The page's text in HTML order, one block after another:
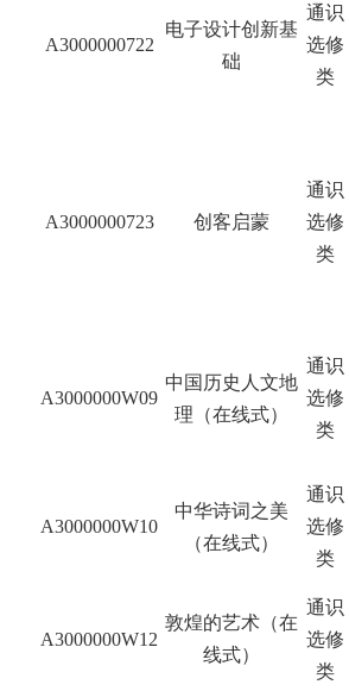
A3000000722
电子设计创新基
础
通识
选修
类
A3000000723 创客启蒙
通识
选修
类
A3000000W09
中国历史人文地
理（在线式）
通识
选修
类
A3000000W10
中华诗词之美
（在线式）
通识
选修
类
A3000000W12
敦煌的艺术（在
线式）
通识
选修
类